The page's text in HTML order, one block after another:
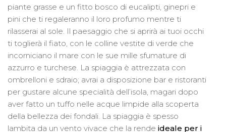
piante grasse e un fitto bosco di eucalipti, ginepri e
pini che ti regaleranno il loro profumo mentre ti
rilasserai al sole. Il paesaggio che si aprirà ai tuoi occhi
ti toglierà il fiato, con le colline vestite di verde che
incorniciano il mare con le sue mille sfumature di
azzurro e turchese. La spiaggia è attrezzata con
ombrelloni e sdraio; avrai a disposizione bar e ristoranti
per gustare alcune specialità dell’isola, magari dopo
aver fatto un tuffo nelle acque limpide alla scoperta
della bellezza dei fondali. La spiaggia è spesso
lambita da un vento vivace che la rende ideale per i